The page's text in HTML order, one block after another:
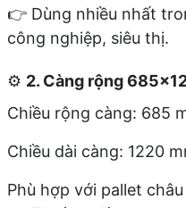
👉 Dùng nhiều nhất
công nghiệp, siêu thị.
⚙️ 2. Càng rộng
Chiều rộng càng: 685
Chiều dài càng: 1220
Phù hợp với pallet